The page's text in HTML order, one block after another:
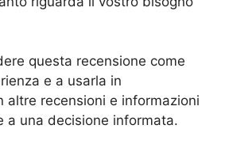
questa recensione come
e a usarla in
altre recensioni e informazioni
a una decisione informata.